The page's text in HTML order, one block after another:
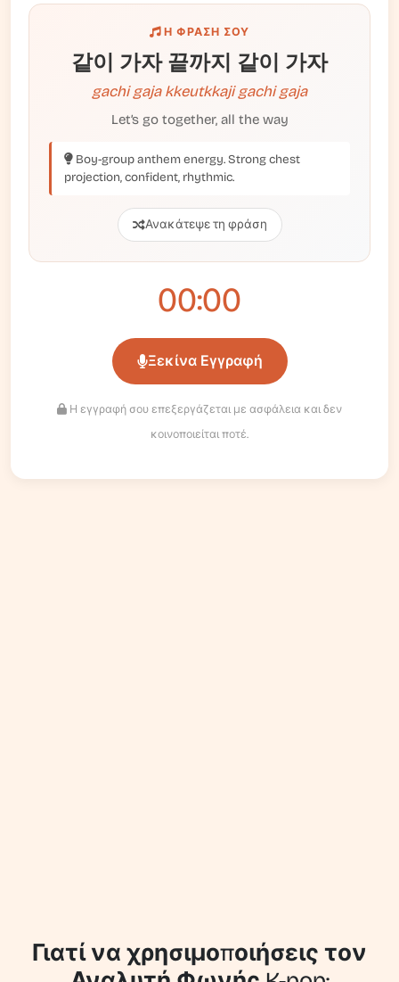
Η ΦΡΆΣΗ ΣΟΥ
같이 가자 끝까지 같이 가자
gachi gaja kkeutkkaji gachi gaja
Let’s go together, all the way
Boy-group anthem energy. Strong chest
projection, confident, rhythmic.
Ανακάτεψε τη φράση
00:00
Ξεκίνα Εγγραφή
Η εγγραφή σου επεξεργάζεται με ασφάλεια και δεν
κοινοποιείται ποτέ.
Γιατί να χρησιμοποιήσεις τον